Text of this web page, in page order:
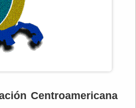
Centroamericana